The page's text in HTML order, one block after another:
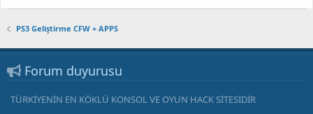
PS3 Geliştirme CFW + APPS
Forum duyurusu
TÜRKİYENİN EN KÖKLÜ KONSOL VE OYUN HACK SİTESİDİR